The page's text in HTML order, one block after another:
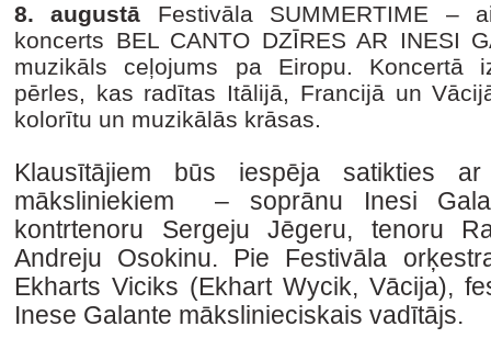
8. augustā Festivāla SUMMERTIME –
koncerts BEL CANTO DZĪRES AR INESI
muzikāls ceļojums pa Eiropu. Koncertā
pērles, kas radītas Itālijā, Francijā un
kolorītu un muzikālās krāsas.
Klausītājiem būs iespēja satikties
māksliniekiem – soprānu Inesi
kontrtenoru Sergeju Jēgeru, tenoru
Andreju Osokinu. Pie Festivāla
Ekharts Viciks (Ekhart Wycik, Vācija),
Inese Galante mākslinieciskais vadītājs.